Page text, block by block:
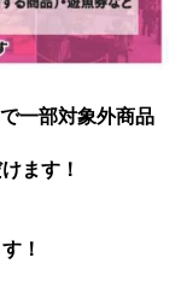
一部対象外商品
ます！
！